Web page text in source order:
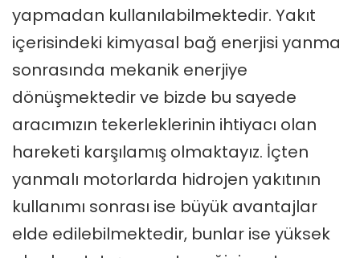
yapmadan kullanılabilmektedir. Yakıt
içerisindeki kimyasal bağ enerjisi yanma
sonrasında mekanik enerjiye
dönüşmektedir ve bizde bu sayede
aracımızın tekerleklerinin ihtiyacı olan
hareketi karşılamış olmaktayız. İçten
yanmalı motorlarda hidrojen yakıtının
kullanımı sonrası ise büyük avantajlar
elde edilebilmektedir, bunlar ise yüksek